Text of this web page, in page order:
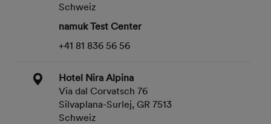
Schweiz
namuk Test Center
+41 81 836 56 56
Hotel Nira Alpina
Via dal Corvatsch 76
Silvaplana-Surlej, GR 7513
Schweiz